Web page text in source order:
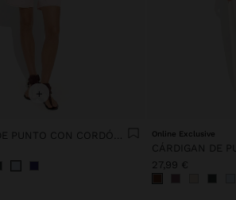
+
CÁRDIGAN DE PUNTO CON CORDÓN AJUSTABLE
Online Exclusive
27,99 €